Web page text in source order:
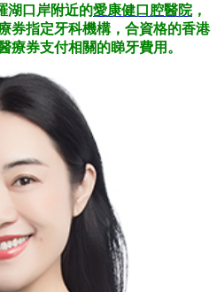
湖口岸附近的愛康健口腔醫院，
券指定牙科機構，合資格的香港
療券支付相關的睇牙費用。